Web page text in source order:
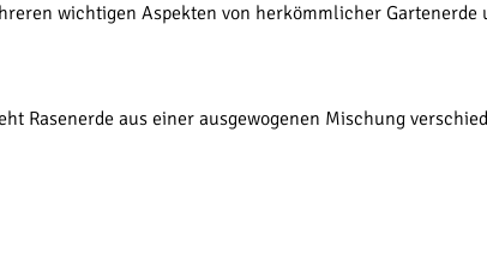
wichtigen Aspekten von herkömmlicher Gartenerde
Rasenerde aus einer ausgewogenen Mischung